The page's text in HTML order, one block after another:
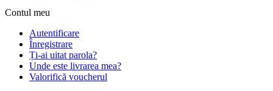
Contul meu
Autentificare
Înregistrare
Ți-ai uitat parola?
Unde este livrarea mea?
Valorifică voucherul